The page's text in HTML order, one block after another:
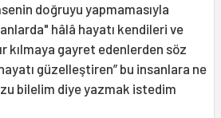
doğruyu yapmamasıyla
hâlâ hayatı kendileri ve
kılmaya gayret edenlerden söz
güzelleştiren” bu insanlara ne
bilelim diye yazmak istedim